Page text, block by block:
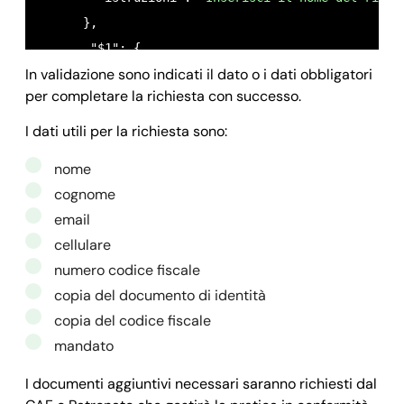
      },
       "$1": {
         "nome":
"COGNOME",
         "tipo":
"testo",
         "null":
         "istruzioni":
       },
       "$2": {
         "nome":
         "tipo":
"email",
         "null":
false,
         "ordine":
"4",
         "istruzioni":
       },
In validazione sono indicati il dato o i dati obbligatori
per completare la richiesta con successo.
I dati utili per la richiesta sono:
nome
cognome
email
cellulare
numero codice fiscale
copia del documento di identità
copia del codice fiscale
mandato
I documenti aggiuntivi necessari saranno richiesti dal